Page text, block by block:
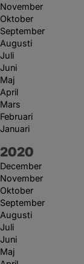
November
Oktober
September
Augusti
Juli
Juni
Maj
April
Mars
Februari
Januari
År:
2020
December
November
Oktober
September
Augusti
Juli
Juni
Maj